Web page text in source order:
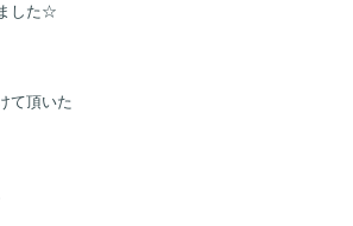
した☆
て頂いた